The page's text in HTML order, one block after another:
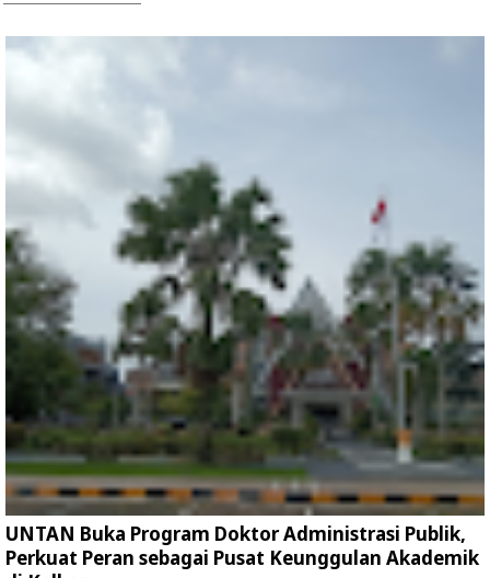
UNTAN Buka Program Doktor Administrasi Publik,
Perkuat Peran sebagai Pusat Keunggulan Akademik